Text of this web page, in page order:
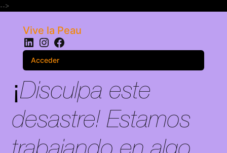
-->
Vive la Peau
LinkedIn
Instagram
Facebook
Acceder
¡Disculpa este
desastre! Estamos